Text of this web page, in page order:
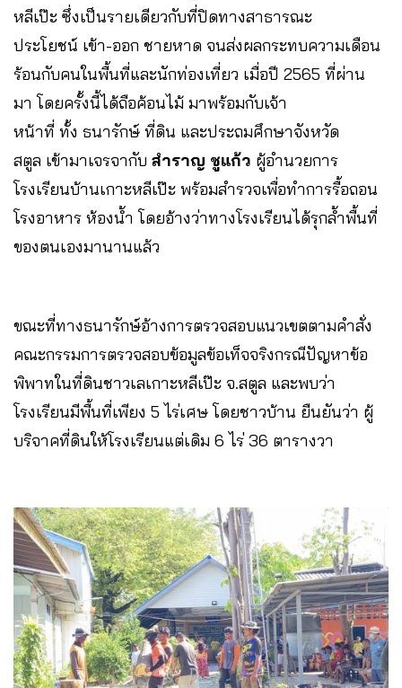
หลีเป๊ะ ซึ่งเป็นรายเดียวกับที่ปิดทางสาธารณะ
ประโยชน์ เข้า-ออก ชายหาด จนส่งผลกระทบความเดือน
ร้อนกับคนในพื้นที่และนักท่องเที่ยว เมื่อปี 2565 ที่ผ่าน
มา โดยครั้งนี้ได้ถือค้อนไม้ มาพร้อมกับเจ้า
หน้าที่ ทั้ง ธนารักษ์ ที่ดิน และประถมศึกษาจังหวัด
สตูล เข้ามาเจรจากับ สำราญ ชูแก้ว ผู้อำนวยการ
โรงเรียนบ้านเกาะหลีเป๊ะ พร้อมสำรวจเพื่อทำการรื้อถอน
โรงอาหาร ห้องน้ำ โดยอ้างว่าทางโรงเรียนได้รุกล้ำพื้นที่
ของตนเองมานานแล้ว
ขณะที่ทางธนารักษ์อ้างการตรวจสอบแนวเขตตามคำสั่ง
คณะกรรมการตรวจสอบข้อมูลข้อเท็จจริงกรณีปัญหาข้อ
พิพาทในที่ดินชาวเลเกาะหลีเป๊ะ จ.สตูล และพบว่า
โรงเรียนมีพื้นที่เพียง 5 ไร่เศษ โดยชาวบ้าน ยืนยันว่า ผู้
บริจาคที่ดินให้โรงเรียนแต่เดิม 6 ไร่ 36 ตารางวา